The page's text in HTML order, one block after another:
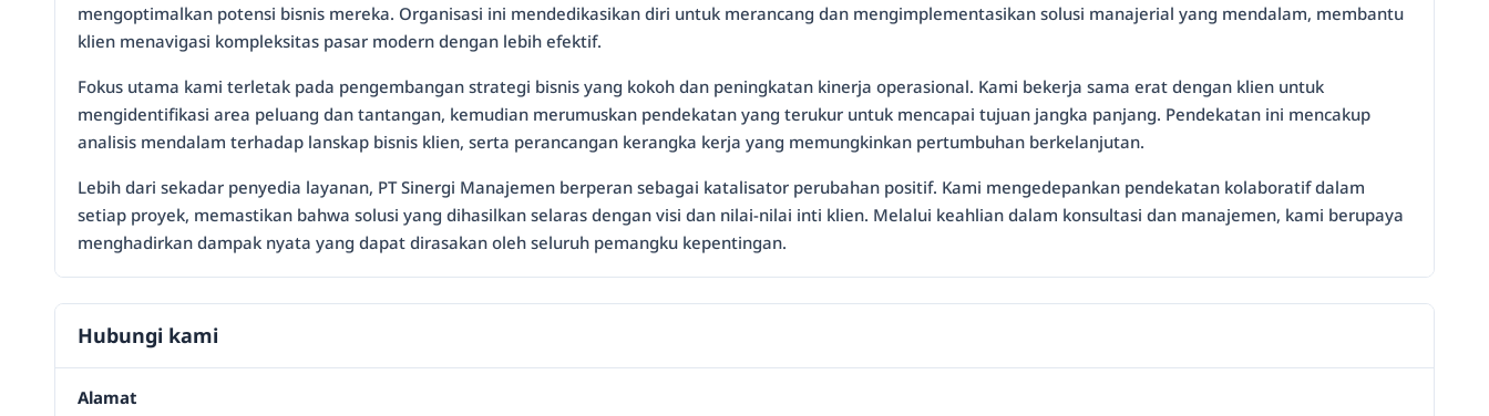
mengoptimalkan potensi bisnis mereka. Organisasi ini mendedikasikan diri untuk merancang dan mengimplementasikan solusi manajerial yang mendalam, membantu
klien menavigasi kompleksitas pasar modern dengan lebih efektif.
Fokus utama kami terletak pada pengembangan strategi bisnis yang kokoh dan peningkatan kinerja operasional. Kami bekerja sama erat dengan klien untuk
mengidentifikasi area peluang dan tantangan, kemudian merumuskan pendekatan yang terukur untuk mencapai tujuan jangka panjang. Pendekatan ini mencakup
analisis mendalam terhadap lanskap bisnis klien, serta perancangan kerangka kerja yang memungkinkan pertumbuhan berkelanjutan.
Lebih dari sekadar penyedia layanan, PT Sinergi Manajemen berperan sebagai katalisator perubahan positif. Kami mengedepankan pendekatan kolaboratif dalam
setiap proyek, memastikan bahwa solusi yang dihasilkan selaras dengan visi dan nilai-nilai inti klien. Melalui keahlian dalam konsultasi dan manajemen, kami berupaya
menghadirkan dampak nyata yang dapat dirasakan oleh seluruh pemangku kepentingan.
Hubungi kami
Alamat